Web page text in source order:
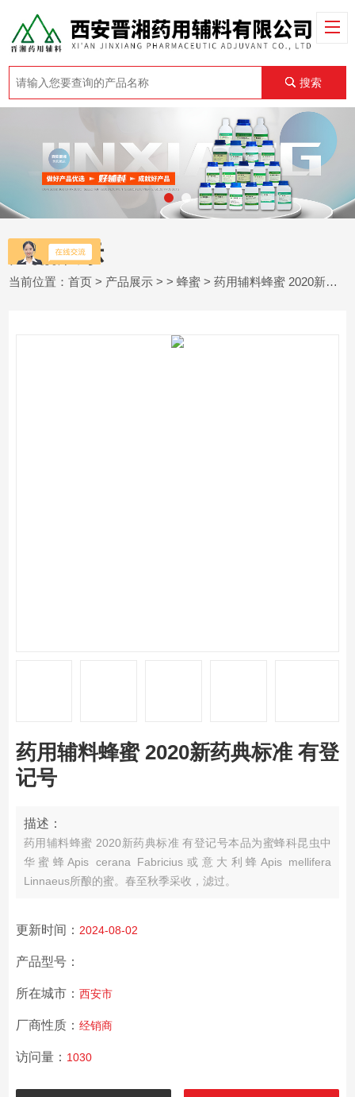
搜索
产品展示
当前位置：首页 > 产品展示 > >蜂蜜 > 药用辅料蜂蜜 2020新药典标准 有登记号
药用辅料蜂蜜 2020新药典标准 有登
记号
描述：
药用辅料蜂蜜 2020新药典标准 有登记号本品为蜜蜂科昆虫中
华蜜蜂Apis cerana Fabricius或意大利蜂Apis mellifera
Linnaeus所酿的蜜。春至秋季采收，滤过。
更新时间： 2024-08-02
产品型号：
所在城市： 西安市
厂商性质： 经销商
访问量： 1030